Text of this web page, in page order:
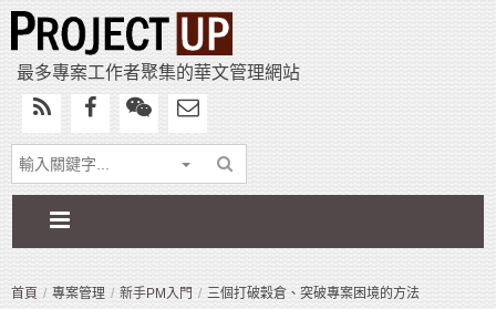
最多專案工作者聚集的華文管理網站
首頁 專案管理 新手PM入門 三個打破穀倉、突破專案困境的方法